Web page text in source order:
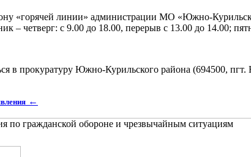
«горячей линии» администрации МО «Южно-
– четверг: с 9.00 до 18.00, перерыв с 13.00 до 14.00;
в прокуратуру Южно-Курильского района (694500,
←
по гражданской обороне и чрезвычайным ситуациям